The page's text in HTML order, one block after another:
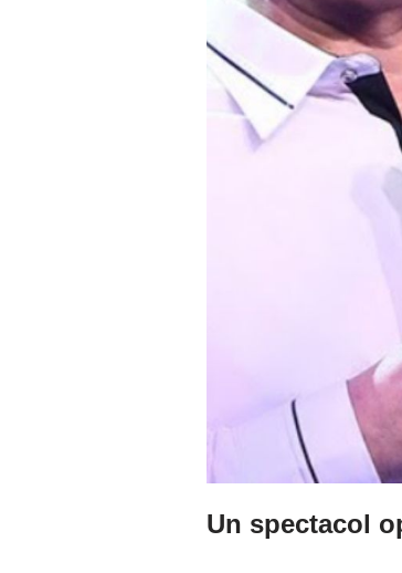
Un spectacol